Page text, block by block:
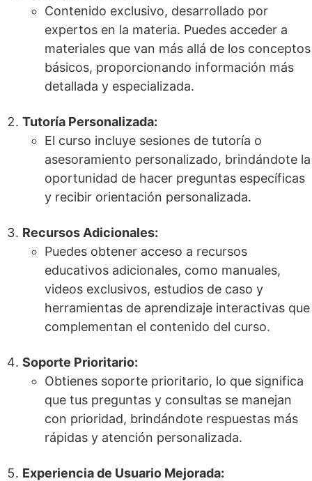
Contenido exclusivo, desarrollado por
expertos en la materia. Puedes acceder a
materiales que van más allá de los conceptos
básicos, proporcionando información más
detallada y especializada.
Tutoría Personalizada:
El curso incluye sesiones de tutoría o
asesoramiento personalizado, brindándote la
oportunidad de hacer preguntas específicas
y recibir orientación personalizada.
Recursos Adicionales:
Puedes obtener acceso a recursos
educativos adicionales, como manuales,
videos exclusivos, estudios de caso y
herramientas de aprendizaje interactivas que
complementan el contenido del curso.
Soporte Prioritario:
Obtienes soporte prioritario, lo que significa
que tus preguntas y consultas se manejan
con prioridad, brindándote respuestas más
rápidas y atención personalizada.
Experiencia de Usuario Mejorada: